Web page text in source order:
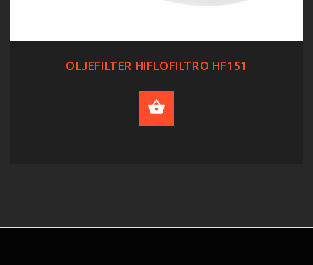
OLJEFILTER HIFLOFILTRO HF151